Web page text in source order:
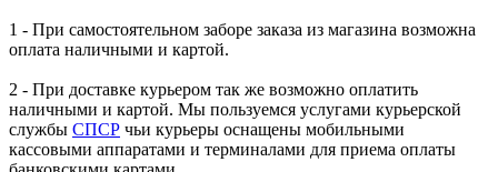
1 - При самостоятельном заборе заказа из магазина возможна
оплата наличными и картой.
2 - При доставке курьером так же возможно оплатить
наличными и картой. Мы пользуемся услугами курьерской
службы СПСР чьи курьеры оснащены мобильными
кассовыми аппаратами и терминалами для приема оплаты